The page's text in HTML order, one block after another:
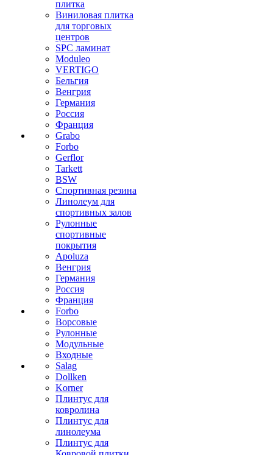
плитка
Виниловая плитка
для торговых
центров
SPC ламинат
Moduleo
VERTIGO
Бельгия
Венгрия
Германия
Россия
Франция
Grabo
Forbo
Gerflor
Tarkett
BSW
Спортивная резина
Линолеум для
спортивных залов
Рулонные
спортивные
покрытия
Apoluza
Венгрия
Германия
Россия
Франция
Forbo
Ворсовые
Рулонные
Модульные
Входные
Salag
Dollken
Korner
Плинтус для
ковролина
Плинтус для
линолеума
Плинтус для